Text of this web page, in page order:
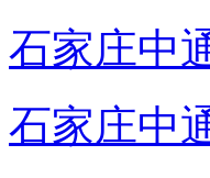
石家庄中
石家庄中